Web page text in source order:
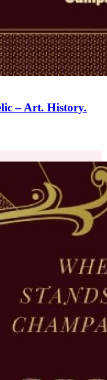
– Art. History.